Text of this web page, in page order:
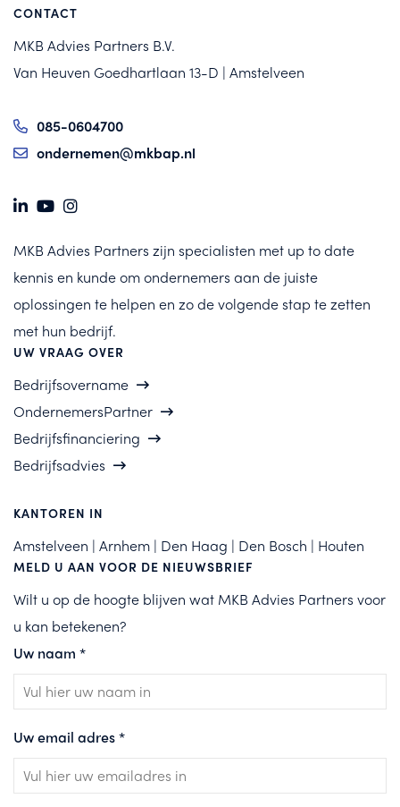
CONTACT
MKB Advies Partners B.V.
Van Heuven Goedhartlaan 13-D | Amstelveen
085-0604700
ondernemen@mkbap.nl
MKB Advies Partners zijn specialisten met up to date
kennis en kunde om ondernemers aan de juiste
oplossingen te helpen en zo de volgende stap te zetten
met hun bedrijf.
UW VRAAG OVER
Bedrijfsovername
OndernemersPartner
Bedrijfsfinanciering
Bedrijfsadvies
KANTOREN IN
Amstelveen | Arnhem | Den Haag | Den Bosch | Houten
MELD U AAN VOOR DE NIEUWSBRIEF
Wilt u op de hoogte blijven wat MKB Advies Partners voor
u kan betekenen?
Uw naam *
Uw email adres*